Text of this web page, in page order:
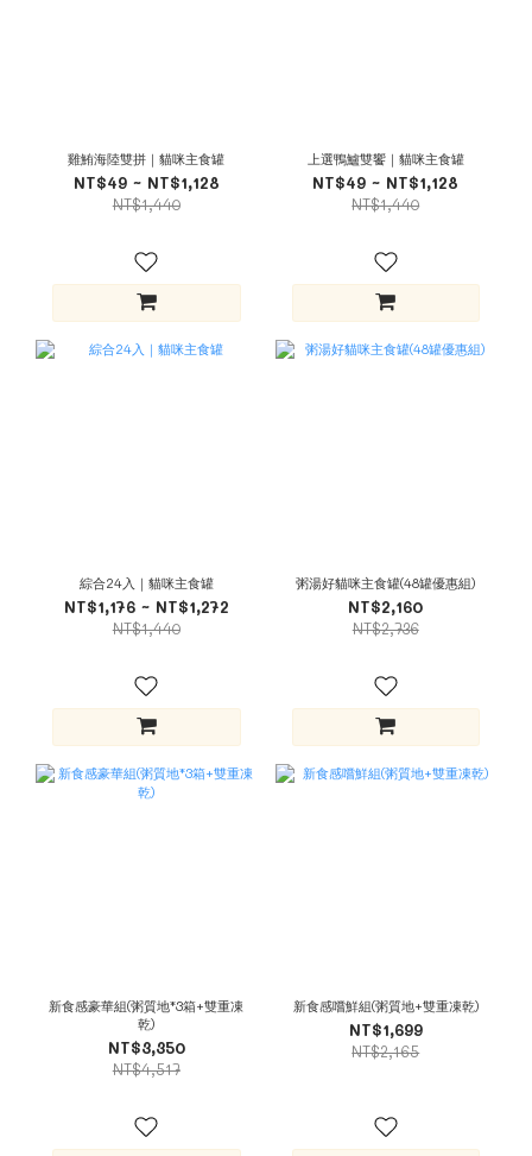
雞鮪海陸雙拼｜貓咪主食罐
NT$49 ~ NT$1,128
NT$1,440
上選鴨鱸雙饗｜貓咪主食罐
NT$49 ~ NT$1,128
NT$1,440
綜合24入｜貓咪主食罐
NT$1,176 ~ NT$1,272
NT$1,440
粥湯好貓咪主食罐(48罐優惠組)
NT$2,160
NT$2,736
新食感豪華組(粥質地*3箱+雙重凍
乾)
NT$3,350
NT$4,517
新食感嚐鮮組(粥質地+雙重凍乾)
NT$1,699
NT$2,165